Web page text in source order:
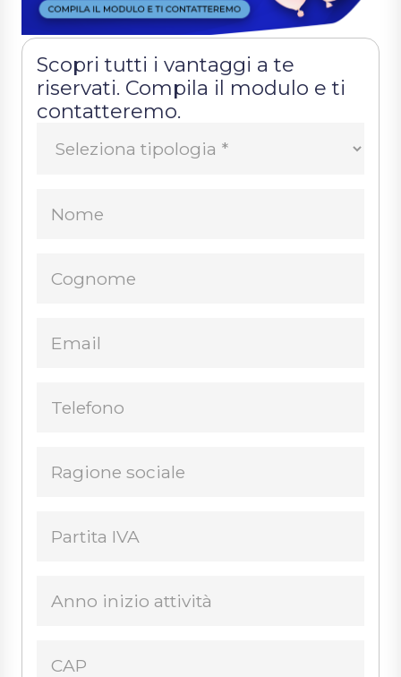
Scopri tutti i vantaggi a te
riservati. Compila il modulo e ti
contatteremo.